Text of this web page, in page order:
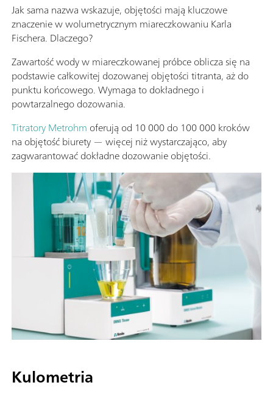
Jak sama nazwa wskazuje, objętości mają kluczowe
znaczenie w wolumetrycznym miareczkowaniu Karla
Fischera. Dlaczego?
Zawartość wody w miareczkowanej próbce oblicza się na
podstawie całkowitej dozowanej objętości titranta, aż do
punktu końcowego. Wymaga to dokładnego i
powtarzalnego dozowania.
Titratory Metrohm oferują od 10 000 do 100 000 kroków
na objętość biurety — więcej niż wystarczająco, aby
zagwarantować dokładne dozowanie objętości.
Kulometria